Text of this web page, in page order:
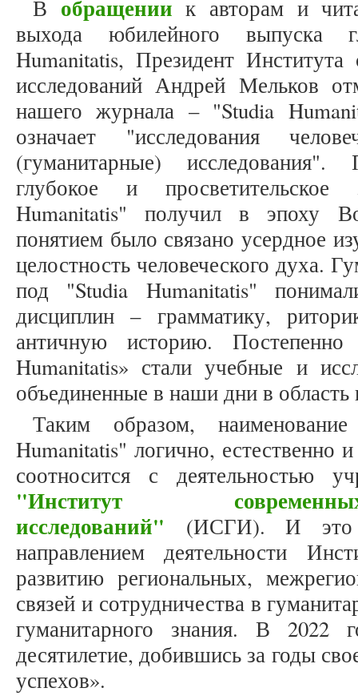
В обращении к авторам и
выхода юбилейного выпуска
Humanitatis, Президент
исследований Андрей Мельков
нашего журнала – "Studia
означает "исследования
(гуманитарные)
глубокое и
Humanitatis" получил в эпоху
понятием было связано усердное
целостность человеческого духа.
под "Studia Humanitatis"
дисциплин – грамматику,
античную историю.
Humanitatis» стали учебные и
объединенные в наши дни в
Таким образом,
Humanitatis" логично,
соотносится с деятельностью
"Институт
исследований" (ИСГИ). И это
направлением деятельности
развитию региональных,
связей и сотрудничества в
гуманитарного знания. В 2022
десятилетие, добившись за годы
успехов».